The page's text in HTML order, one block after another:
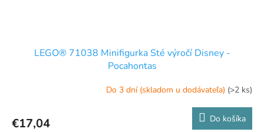
LEGO® 71038 Minifigurka Sté výročí Disney -
Pocahontas
Do 3 dní (skladom u dodávateľa) (>2 ks)
€17,04 Do košíka